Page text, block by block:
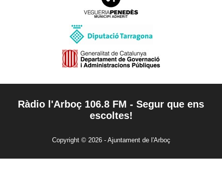
Ràdio l'Arboç 106.8 FM - Segur que ens
escoltes!
Copyright © 2026 - Ajuntament de l'Arboç